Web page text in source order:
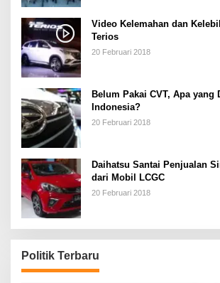
Video Kelemahan dan
Terios
20 Februari 2018
Belum Pakai CVT, Apa yang
Indonesia?
20 Februari 2018
Daihatsu Santai Penjualan
dari Mobil LCGC
20 Februari 2018
Politik Terbaru